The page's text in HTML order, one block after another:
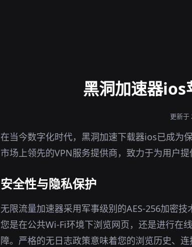
黑洞加速器ios
更新于
在当今数字化时代，黑洞加速下载器ios已成为
市场上领先的VPN服务提供商，致力于为用户
安全性与隐私保护
无限流量加速器采用军事级别的AES-256加密
您是在公共Wi-Fi环境下浏览网页，还是进行在
障。严格的无日志政策意味着您的浏览历史、